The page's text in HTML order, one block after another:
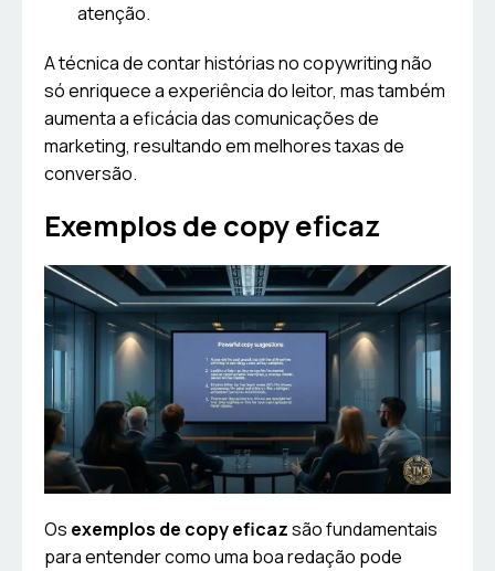
atenção.
A técnica de contar histórias no copywriting não
só enriquece a experiência do leitor, mas também
aumenta a eficácia das comunicações de
marketing, resultando em melhores taxas de
conversão.
Exemplos de copy eficaz
Os exemplos de copy eficazsão fundamentais
para entender como uma boa redação pode